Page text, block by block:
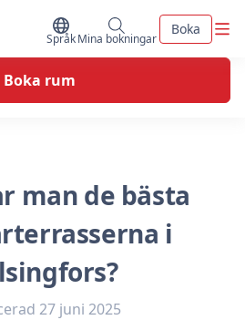
Byt Språk
Språk Mina bokningar
Mina bokningar
Boka
Boka rum
man de bästa
i
27 juni 2025